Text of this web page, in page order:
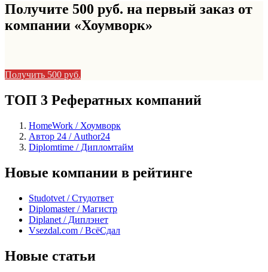
Получите 500 руб. на первый заказ от
компании «Хоумворк»
Получить 500 руб.
ТОП 3 Рефератных компаний
HomeWork / Хоумворк
Автор 24 / Author24
Diplomtime / Дипломтайм
Новые компании в рейтинге
Studotvet / Студответ
Diplomaster / Магистр
Diplanet / Диплэнет
Vsezdal.com / ВсёСдал
Новые статьи